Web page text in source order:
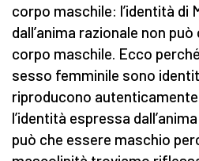
corpo maschile: l’identità di
dall’anima razionale non
corpo maschile. Ecco
sesso femminile sono
riproducono
l’identità espressa
può che essere maschio